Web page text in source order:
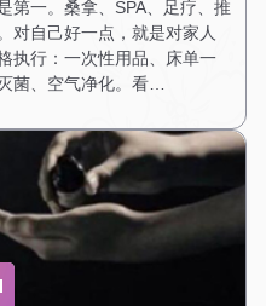
第一。桑拿、SPA、足疗、推
对自己好一点，就是对家人
执行：一次性用品、床单一
菌、空气净化。看…